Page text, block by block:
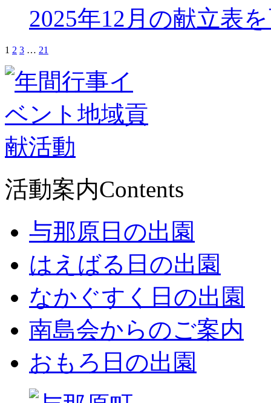
2025年12月の献立表
1 2 3 … 21
活動案内Contents
与那原日の出園
はえばる日の出園
なかぐすく日の出園
南島会からのご案内
おもろ日の出園